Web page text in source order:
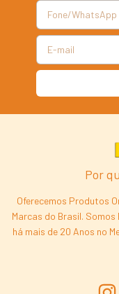
Por
Oferecemos Produtos
Marcas do Brasil.
há mais de 20 Anos no